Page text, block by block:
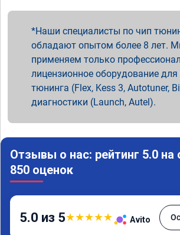
Наши специалисты по чип
обладают опытом более 8 лет.
применяем только
лицензионное оборудование для
тюнинга (Flex, Kess 3, Autotuner,
диагностики (Launch, Autel).
Отзывы о нас: рейтинг 5.0 на
850 оценок
5.0 из 5★★★★★ Avito